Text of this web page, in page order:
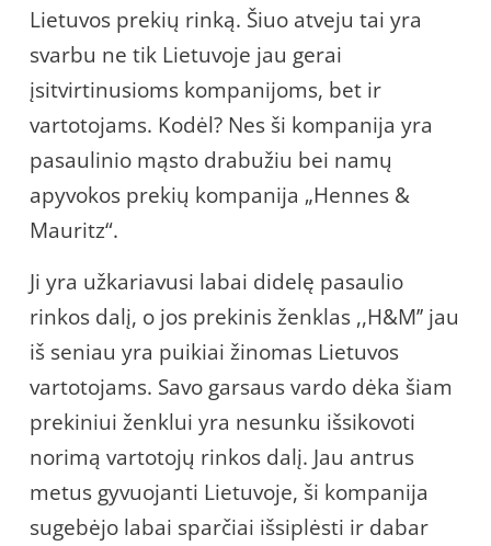
Lietuvos prekių rinką. Šiuo atveju tai yra
svarbu ne tik Lietuvoje jau gerai
įsitvirtinusioms kompanijoms, bet ir
vartotojams. Kodėl? Nes ši kompanija yra
pasaulinio mąsto drabužiu bei namų
apyvokos prekių kompanija „Hennes &
Mauritz“.
Ji yra užkariavusi labai didelę pasaulio
rinkos dalį, o jos prekinis ženklas ,,H&M’’ jau
iš seniau yra puikiai žinomas Lietuvos
vartotojams. Savo garsaus vardo dėka šiam
prekiniui ženklui yra nesunku išsikovoti
norimą vartotojų rinkos dalį. Jau antrus
metus gyvuojanti Lietuvoje, ši kompanija
sugebėjo labai sparčiai išsiplėsti ir dabar